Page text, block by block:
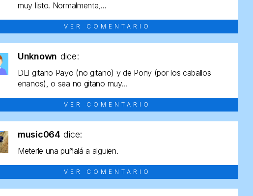
muy listo. Normalmente,...
VER COMENTARIO
Unknown dice:
DEl gitano Payo (no gitano) y de Pony (por los caballos
enanos), o sea no gitano muy...
VER COMENTARIO
music064 dice:
Meterle una puñalá a alguien.
VER COMENTARIO